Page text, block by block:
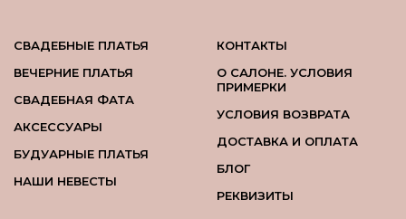
СВАДЕБНЫЕ ПЛАТЬЯ
ВЕЧЕРНИЕ ПЛАТЬЯ
СВАДЕБНАЯ ФАТА
АКСЕССУАРЫ
БУДУАРНЫЕ ПЛАТЬЯ
НАШИ НЕВЕСТЫ
КОНТАКТЫ
О САЛОНЕ. УСЛОВИЯ
ПРИМЕРКИ
УСЛОВИЯ ВОЗВРАТА
ДОСТАВКА И ОПЛАТА
БЛОГ
РЕКВИЗИТЫ